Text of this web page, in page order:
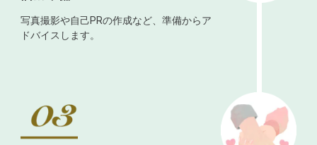
写真撮影や自己PRの作成など、準備からア
ドバイスします。